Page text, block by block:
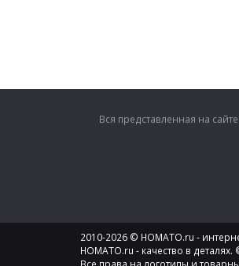
Вся представленная на
2010-2026 © HOMATO.ru -
HOMATO.ru - качество в